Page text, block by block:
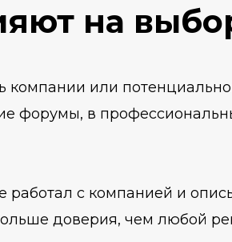
на
компании или
форумы, в
с компанией и
доверия, чем любой